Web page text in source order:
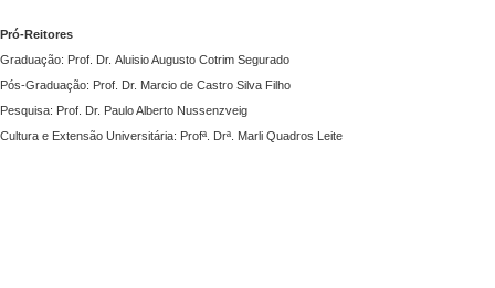
Pró-Reitores
Graduação: Prof. Dr. Aluisio Augusto Cotrim Segurado
Pós-Graduação: Prof. Dr. Marcio de Castro Silva Filho
Pesquisa: Prof. Dr. Paulo Alberto Nussenzveig
Cultura e Extensão Universitária: Profª. Drª. Marli Quadros Leite